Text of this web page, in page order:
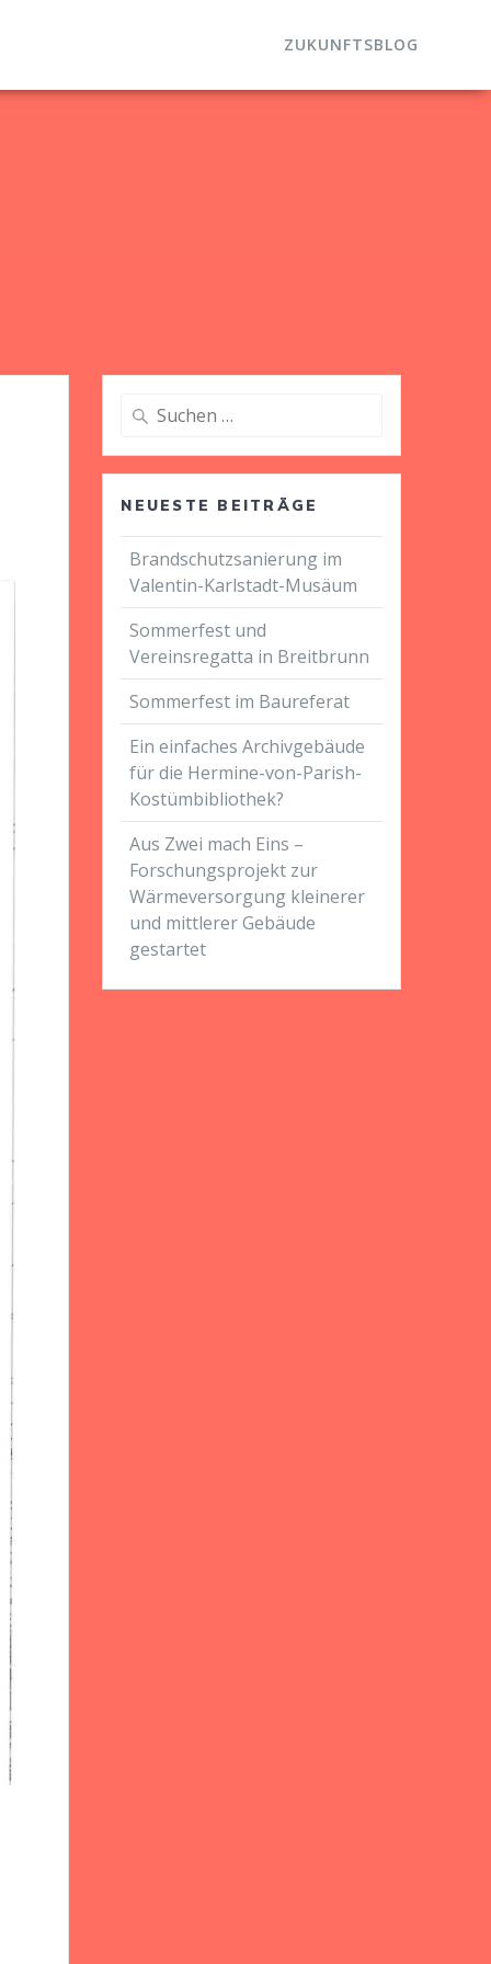
ZUKUNFTSBLOG
Suche
nach:
NEUESTE BEITRÄGE
Brandschutzsanierung im
Valentin-Karlstadt-Musäum
Sommerfest und
Vereinsregatta in Breitbrunn
Sommerfest im Baureferat
Ein einfaches Archivgebäude
für die Hermine-von-Parish-
Kostümbibliothek?
Aus Zwei mach Eins –
Forschungsprojekt zur
Wärmeversorgung kleinerer
und mittlerer Gebäude
gestartet